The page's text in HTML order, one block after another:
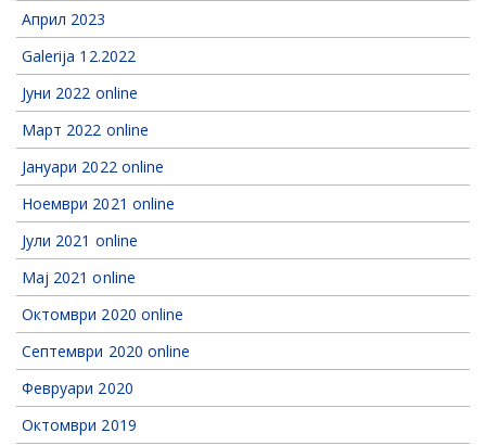
Април 2023
Galerija 12.2022
Јуни 2022 online
Март 2022 online
Jануари 2022 online
Ноември 2021 online
Јули 2021 online
Мај 2021 online
Октомври 2020 online
Септември 2020 online
Февруари 2020
Октомври 2019